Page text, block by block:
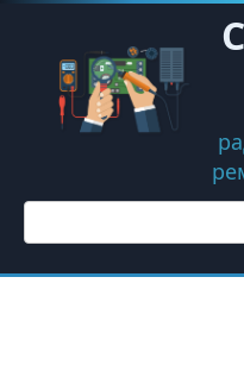
Перейти
контенту
Поиск: